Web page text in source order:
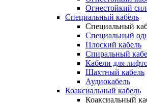
Огнестойкий
Специальный кабель
Специальный
Специальный
Плоский кабель
Спиральный
Кабели для
Шахтный кабель
Аудиокабель
Коаксиальный кабель
Коаксиальный